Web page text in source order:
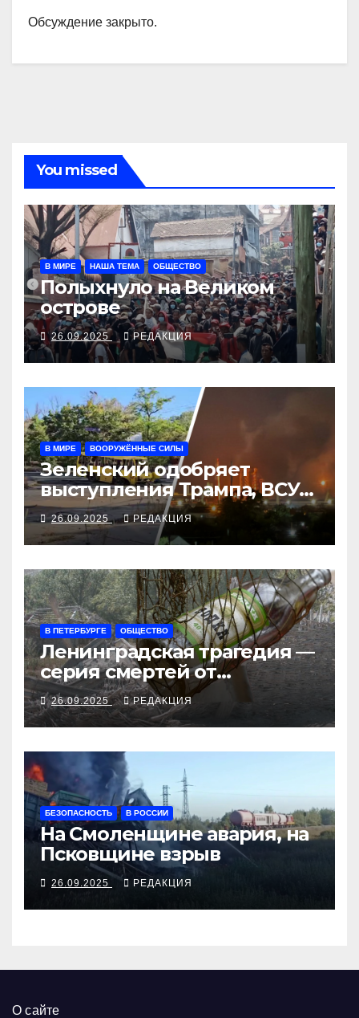
Обсуждение закрыто.
You missed
В МИРЕ НАША ТЕМА ОБЩЕСТВО
Полыхнуло на Великом
острове
26.09.2025 РЕДАКЦИЯ
В МИРЕ ВООРУЖЁННЫЕ СИЛЫ
Зеленский одобряет
выступления Трампа, ВСУ
закрыли Добропольский
рубеж
26.09.2025 РЕДАКЦИЯ
В ПЕТЕРБУРГЕ ОБЩЕСТВО
Ленинградская трагедия —
серия смертей от
алкосуррогата
26.09.2025 РЕДАКЦИЯ
БЕЗОПАСНОСТЬ В РОССИИ
На Смоленщине авария, на
Псковщине взрыв
26.09.2025 РЕДАКЦИЯ
О сайте